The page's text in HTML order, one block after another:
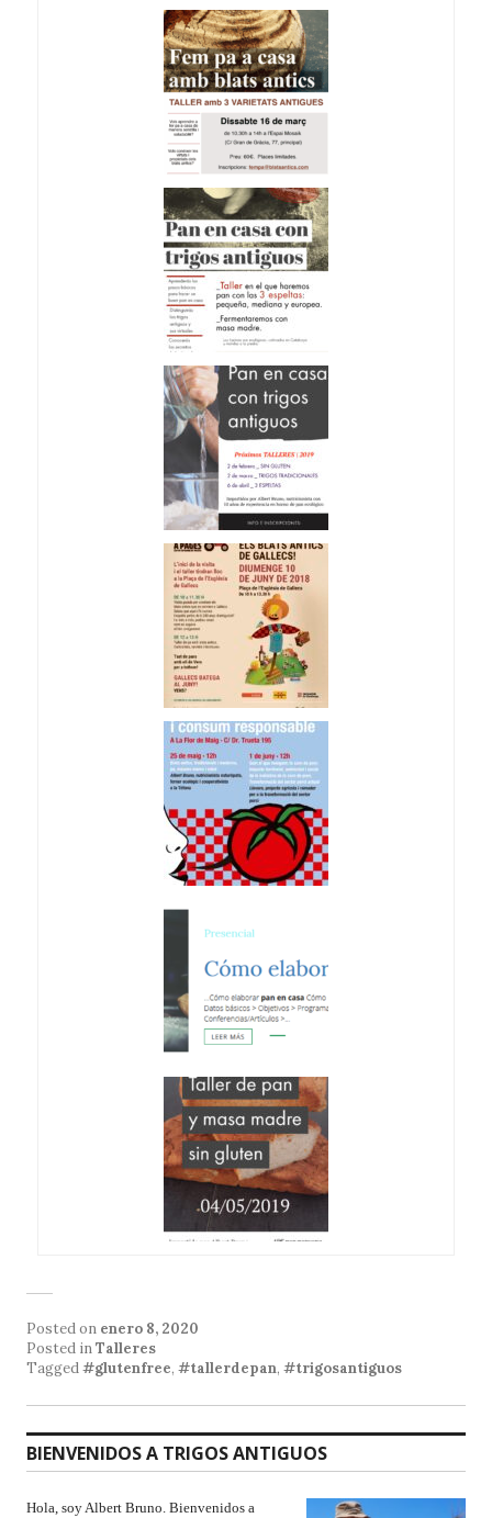
Posted on enero 8, 2020
Posted inTalleres
Tagged#glutenfree, #tallerdepan, #trigosantiguos
BIENVENIDOS A TRIGOS ANTIGUOS
Hola, soy Albert Bruno. Bienvenidos a